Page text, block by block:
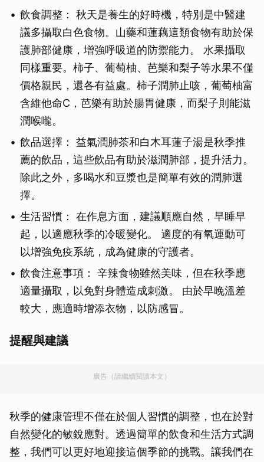
飲食調整： 秋天是養生的好時機，特別是中醫建
議多攝取白色食物。山藥和蓮藕這類食物有助於保
護肺部健康，增強呼吸道的防禦能力。 水果攝取
同樣重要。柿子、葡萄柚、芭樂和梨子等水果不僅
價格親民，還各有益處。柿子潤肺止咳，葡萄柚富
含維他命C，芭樂有助於腸胃健康，而梨子則能滋
潤喉嚨。
飲品選擇： 益氣潤肺茶和白木耳蓮子湯是秋季推
薦的飲品，這些飲品有助於滋潤肺部，提升活力。
除此之外，多喝水和豆漿也是簡單有效的潤肺選
擇。
生活習慣： 在作息方面，建議順應自然，早睡早
起，以適應秋季的冷暖變化。 適度的有氧運動可
以增強免疫系統，成為健康的守護者。
飲食注意事項： 辛辣食物雖然美味，但在秋季應
適量攝取，以免對身體造成刺激。 由於早晚溫差
較大，應適時增添衣物，以防感冒。
提醒與建議
廣告（請繼續閱讀本文）
秋季的健康管理不僅在於個人習慣的調整，也在於對
自然變化的敏銳應對。透過簡單的飲食和生活方式調
整，我們可以更好地迎接這個季節的挑戰。讓我們在